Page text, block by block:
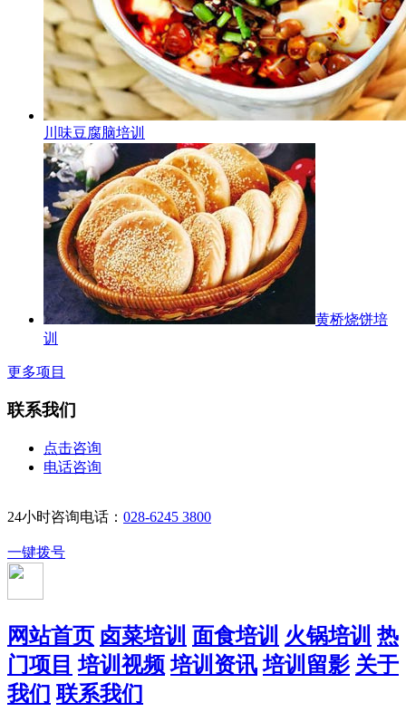
川味豆腐脑培训
黄桥烧饼培
训
更多项目
联系我们
点击咨询
电话咨询
24小时咨询电话： 028-6245 3800
一键拨号
网站首页 卤菜培训 面食培训 火锅培训 热
门项目 培训视频 培训资讯 培训留影 关于
我们 联系我们